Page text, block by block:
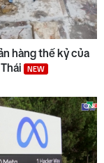
7
8
hải trưa
hàng thế kỷ của
NEW